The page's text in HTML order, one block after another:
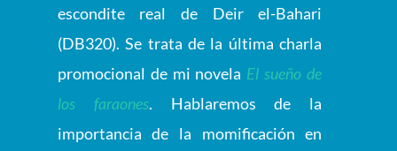
escondite real de Deir el-Bahari
(DB320). Se trata de la última charla
promocional de mi novela El sueño de
los faraones. Hablaremos de la
importancia de la momificación en